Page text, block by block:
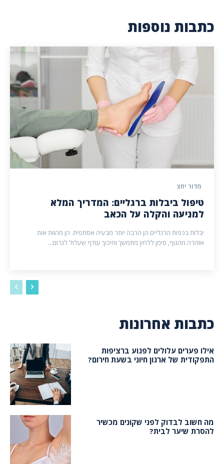
כתבות נוספות
מדור יחצ
טיפול ביבלות ברגליים: המדריך המלא
למניעה והקלה על הכאב
יבלות בכפות הרגליים הן הרבה יותר מבעיה אסתטית. הן מהוות אות
אזהרה מהגוף, סימן ללחץ מתמשך וחיכוך עודף שעלול לגרום...
כתבות אחרונות
אילו פערים עלולים לפגוע ברציפות
התפקודית של ארגון חיוני בשעת חירום?
מה חשוב לבדוק לפני שקונים מכשיר
להסרת שיער לבית?